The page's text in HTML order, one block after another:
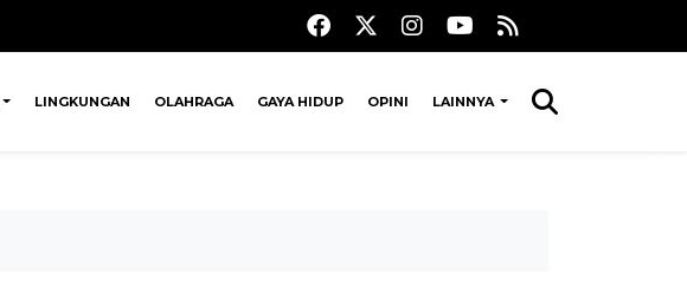
LINGKUNGAN OLAHRAGA GAYA HIDUP OPINI LAINNYA